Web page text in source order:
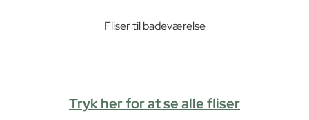
Fliser til badeværelse
Tryk her for at se alle fliser